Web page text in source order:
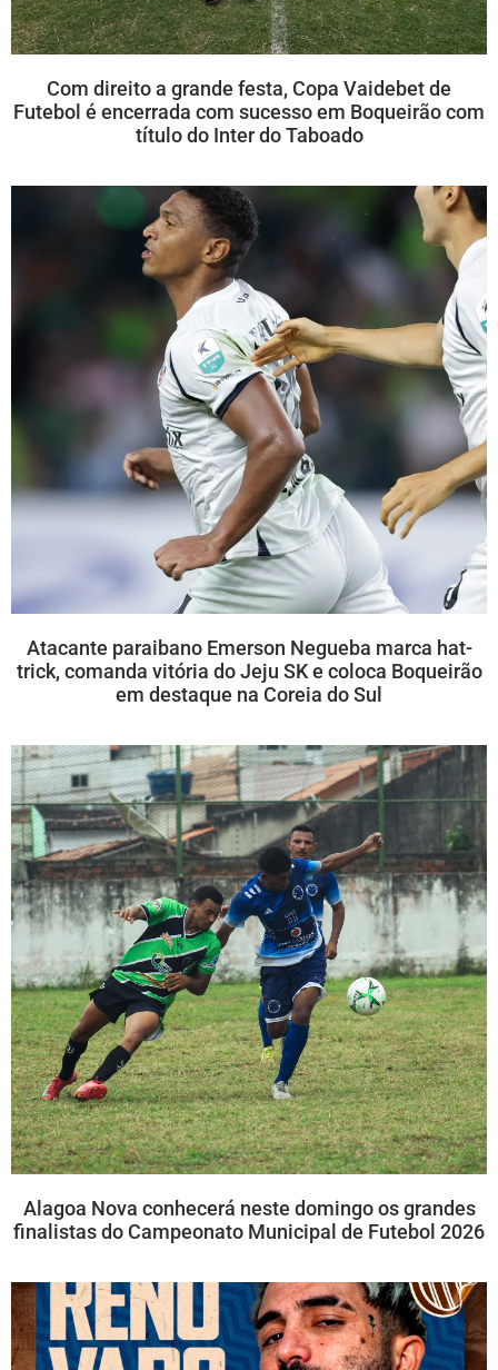
Com direito a grande festa, Copa Vaidebet de
Futebol é encerrada com sucesso em Boqueirão com
título do Inter do Taboado
Atacante paraibano Emerson Negueba marca hat-
trick, comanda vitória do Jeju SK e coloca Boqueirão
em destaque na Coreia do Sul
Alagoa Nova conhecerá neste domingo os grandes
finalistas do Campeonato Municipal de Futebol 2026